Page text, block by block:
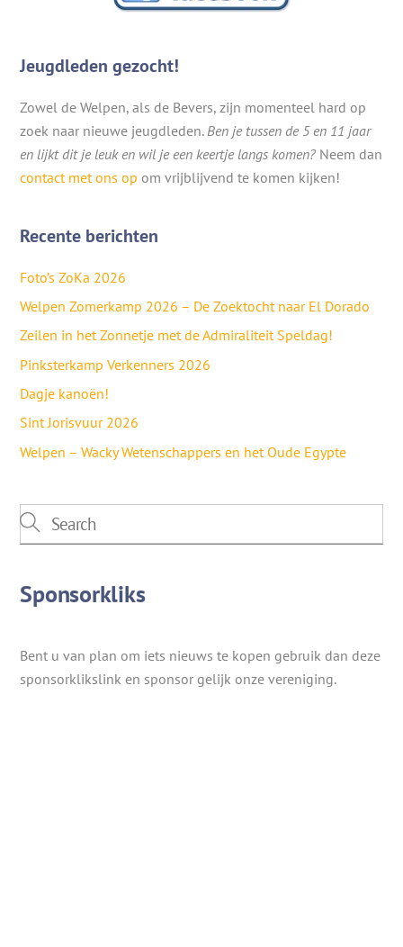
Jeugdleden gezocht!
Zowel de Welpen, als de Bevers, zijn momenteel hard op
zoek naar nieuwe jeugdleden.Ben je tussen de 5 en 11 jaar
en lijkt dit je leuk en wil je een keertje langs komen? Neem dan
contact met ons op om vrijblijvend te komen kijken!
Recente berichten
Foto’s ZoKa 2026
Welpen Zomerkamp 2026 – De Zoektocht naar El Dorado
Zeilen in het Zonnetje met de Admiraliteit Speldag!
Pinksterkamp Verkenners 2026
Dagje kanoën!
Sint Jorisvuur 2026
Welpen – Wacky Wetenschappers en het Oude Egypte
Sponsorkliks
Bent u van plan om iets nieuws te kopen gebruik dan deze
sponsorklikslink en sponsor gelijk onze vereniging.